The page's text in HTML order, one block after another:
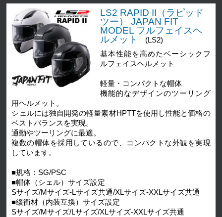
LS2 RAPID II（ラピッド
ツー） JAPAN FIT
MODEL フルフェイスヘ
ルメット
(LS2)
基本性能を高めたベーシックフ
ルフェイスヘルメット
軽量・コンパクトな帽体
機能的なデザインのツーリング
用ヘルメット。
シェルには独自開発の軽量素材HPTTを使用し性能と価格の
ベストバランスを実現。
通勤やツーリングに最適。
複数の帽体を採用しているので、コンパクトな外観を実現
しています。
■規格：SG/PSC
■帽体（シェル）サイズ設定
Sサイズ/Mサイズ-Lサイズ共通/XLサイズ-XXLサイズ共通
■緩衝材（内装互換）サイズ設定
Sサイズ/Mサイズ/Lサイズ/XLサイズ-XXLサイズ共通